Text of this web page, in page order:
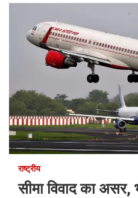
राष्ट्रीय
सीमा विवाद का